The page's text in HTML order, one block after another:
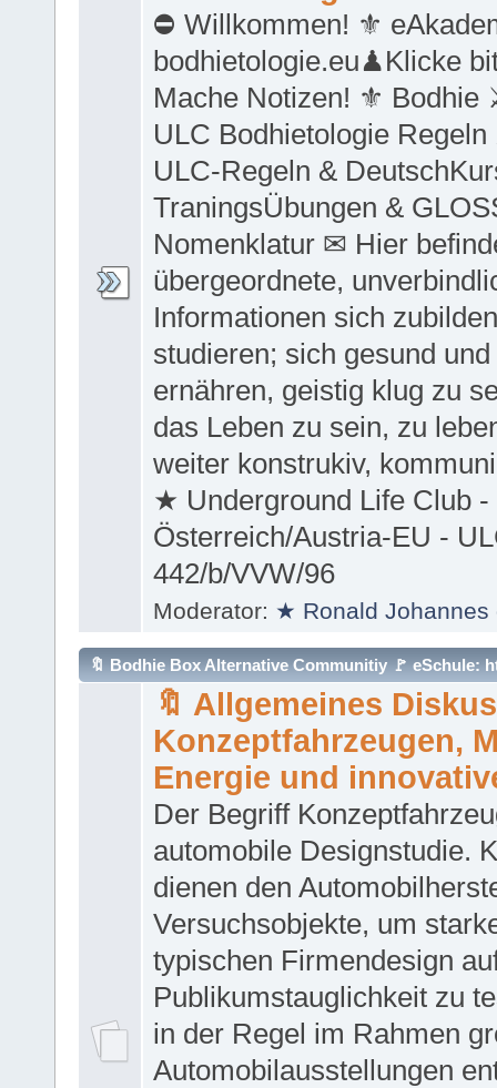
⛔ Willkommen! ⚜
bodhietologie.eu♟Klicke
Mache Notizen! ⚜ Bodhie
ULC Bodhietologie
ULC-Regeln &
TraningsÜbungen &
Nomenklatur ✉ Hier
übergeordnete,
Informationen sich
studieren; sich gesund
ernähren, geistig klug zu
das Leben zu sein, zu
weiter konstrukiv,
★ Underground Life Club -
Österreich/Austria-EU -
442/b/VVW/96
Moderator: ★ Ronald Johannes
🔖 Bodhie Box Alternative Communitiy 🚩 eSchule:
🔖 Allgemeines
Konzeptfahrzeugen,
Energie und
Der Begriff
automobile Designstudie.
dienen den
Versuchsobjekte, um
typischen Firmendesign
Publikumstauglichkeit zu
in der Regel im Rahmen
Automobilausstellungen